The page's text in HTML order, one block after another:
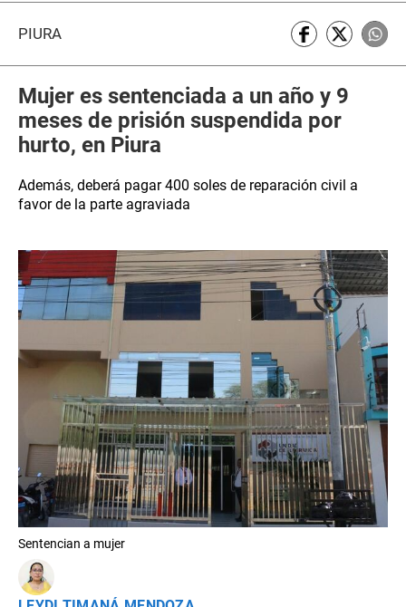
PIURA
Mujer es sentenciada a un año y 9
meses de prisión suspendida por
hurto, en Piura
Además, deberá pagar 400 soles de reparación civil a
favor de la parte agraviada
Sentencian a mujer